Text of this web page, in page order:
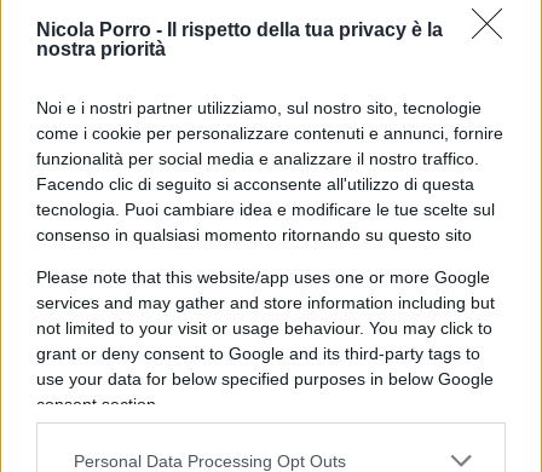
Nicola Porro -
Il rispetto della tua privacy è la
nostra priorità
Noi e i nostri partner utilizziamo, sul nostro sito, tecnologie
come i cookie per personalizzare contenuti e annunci, fornire
funzionalità per social media e analizzare il nostro traffico.
Facendo clic di seguito si acconsente all'utilizzo di questa
tecnologia. Puoi cambiare idea e modificare le tue scelte sul
consenso in qualsiasi momento ritornando su questo sito
Please note that this website/app uses one or more Google
services and may gather and store information including but
not limited to your visit or usage behaviour. You may click to
grant or deny consent to Google and its third-party tags to
use your data for below specified purposes in below Google
consent section.
Personal Data Processing Opt Outs
diretto e personalistico con la Russia, Trump ha
dimostrato, invece, di saper organizzare una
gestione realmente multilaterale dello
scenario ucraino. Coinvolgendo in questi processi
– sia in prima persona che tramite i membri della
sua amministrazione – gli europei e l’Ucraina. Un
merito commentato positivamente dallo stesso
smentisce i pregiudizi sul personalismo e i
presunti abbagli nel trascurare l’Europa del
presidente statunitense…
Il ruolo dell’Europa